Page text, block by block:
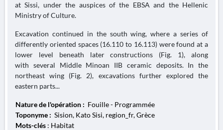
at Sissi, under the auspices of the EBSA and the Hellenic
Ministry of Culture.
Excavation continued in the south wing, where a series of
differently oriented spaces (16.110 to 16.113) were found at a
lower level beneath later constructions (Fig. 1), along
with several Middle Minoan IIB ceramic deposits. In the
northeast wing (Fig. 2), excavations further explored the
eastern parts...
Nature de l'opération : Fouille - Programmée
Toponyme : Sision, Kato Sisi, region_fr, Grèce
Mots-clés : Habitat